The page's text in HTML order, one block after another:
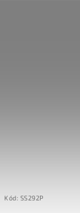
Kód: SS292P